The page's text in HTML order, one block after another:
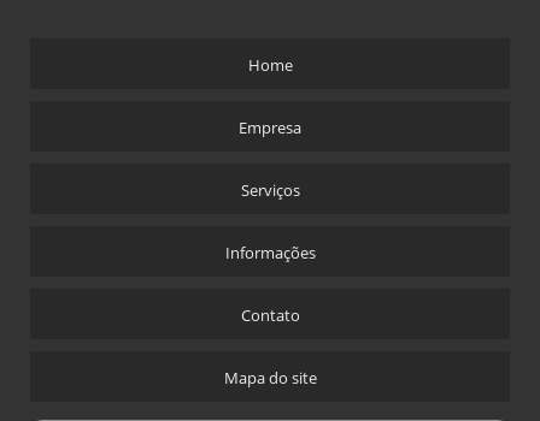
Home
Empresa
Serviços
Informações
Contato
Mapa do site